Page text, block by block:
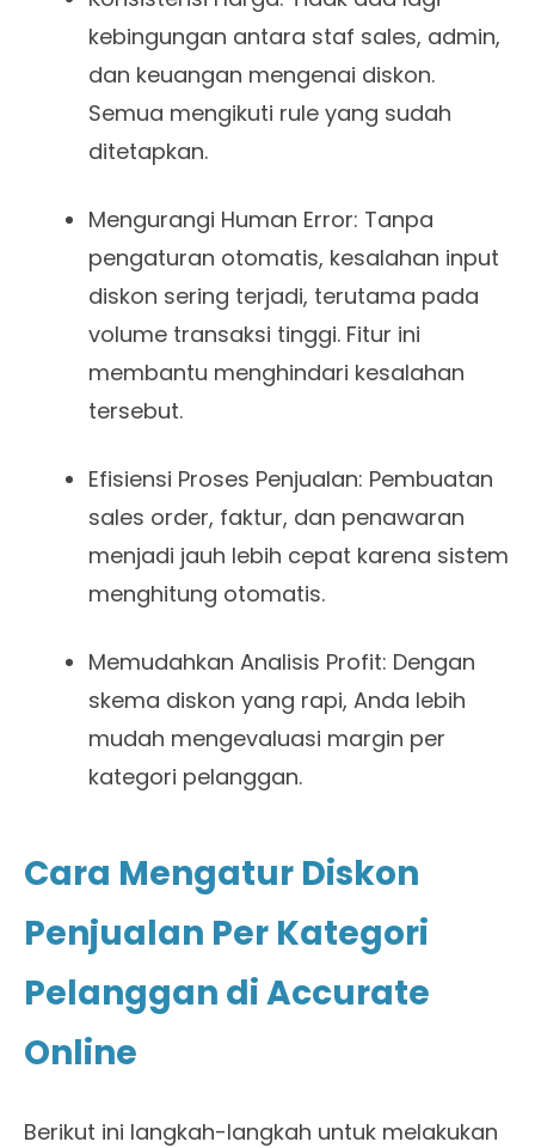
kebingungan antara staf sales, admin,
dan keuangan mengenai diskon.
Semua mengikuti rule yang sudah
ditetapkan.
Mengurangi Human Error: Tanpa
pengaturan otomatis, kesalahan input
diskon sering terjadi, terutama pada
volume transaksi tinggi. Fitur ini
membantu menghindari kesalahan
tersebut.
Efisiensi Proses Penjualan: Pembuatan
sales order, faktur, dan penawaran
menjadi jauh lebih cepat karena sistem
menghitung otomatis.
Memudahkan Analisis Profit: Dengan
skema diskon yang rapi, Anda lebih
mudah mengevaluasi margin per
kategori pelanggan.
Cara Mengatur Diskon
Penjualan Per Kategori
Pelanggan di Accurate
Online
Berikut ini langkah-langkah untuk melakukan